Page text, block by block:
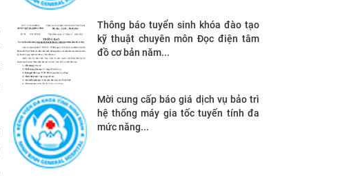
Thông báo tuyển sinh khóa đào tạo
kỹ thuật chuyên môn Đọc điện tâm
đồ cơ bản năm...
Mời cung cấp báo giá dịch vụ bảo trì
hệ thống máy gia tốc tuyến tính đa
mức năng...